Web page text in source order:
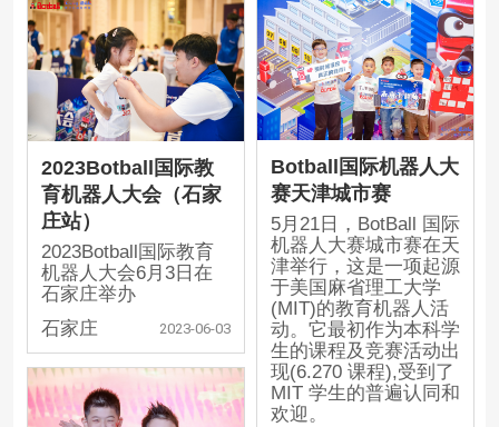
2023Botball国际教
育机器人大会（石家
庄站）
2023Botball国际教育
机器人大会6月3日在
石家庄举办
石家庄
2023-06-03
Botball国际机器人大
赛天津城市赛
5月21日，BotBall 国际
机器人大赛城市赛在天
津举行，这是一项起源
于美国麻省理工大学
(MIT)的教育机器人活
动。它最初作为本科学
生的课程及竞赛活动出
现(6.270 课程),受到了
MIT 学生的普遍认同和
欢迎。